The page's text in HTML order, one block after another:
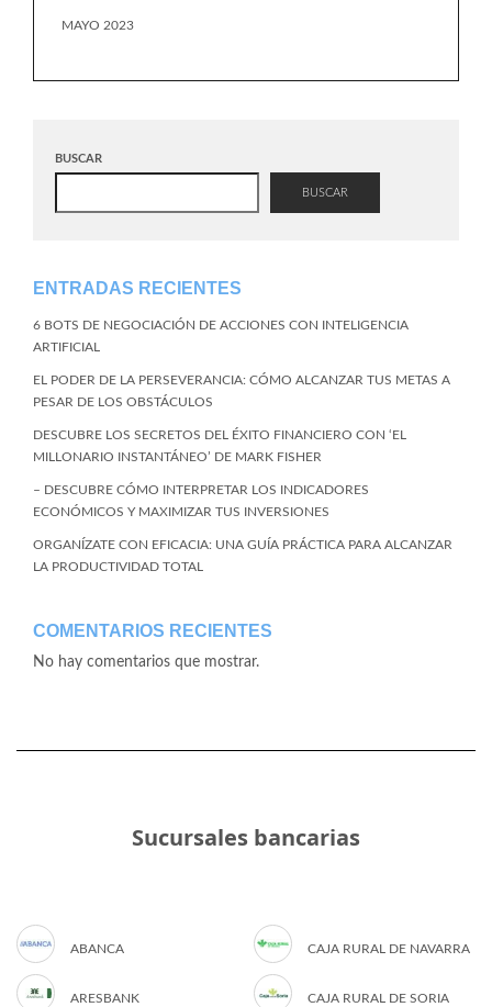
MAYO 2023
BUSCAR
BUSCAR
ENTRADAS RECIENTES
6 BOTS DE NEGOCIACIÓN DE ACCIONES CON INTELIGENCIA
ARTIFICIAL
EL PODER DE LA PERSEVERANCIA: CÓMO ALCANZAR TUS METAS A
PESAR DE LOS OBSTÁCULOS
DESCUBRE LOS SECRETOS DEL ÉXITO FINANCIERO CON ‘EL
MILLONARIO INSTANTÁNEO’ DE MARK FISHER
– DESCUBRE CÓMO INTERPRETAR LOS INDICADORES
ECONÓMICOS Y MAXIMIZAR TUS INVERSIONES
ORGANÍZATE CON EFICACIA: UNA GUÍA PRÁCTICA PARA ALCANZAR
LA PRODUCTIVIDAD TOTAL
COMENTARIOS RECIENTES
No hay comentarios que mostrar.
Sucursales bancarias
ABANCA
ARESBANK
CAJA RURAL DE NAVARRA
CAJA RURAL DE SORIA